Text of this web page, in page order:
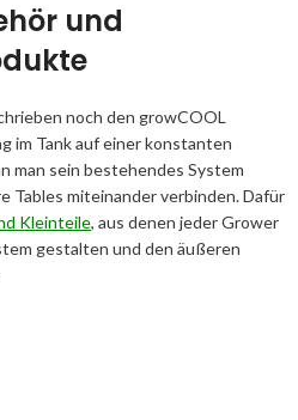
und
noch den growCOOL
im Tank auf einer konstanten
man sein bestehendes System
Tables miteinander verbinden. Dafür
Kleinteile, aus denen jeder Grower
gestalten und den äußeren